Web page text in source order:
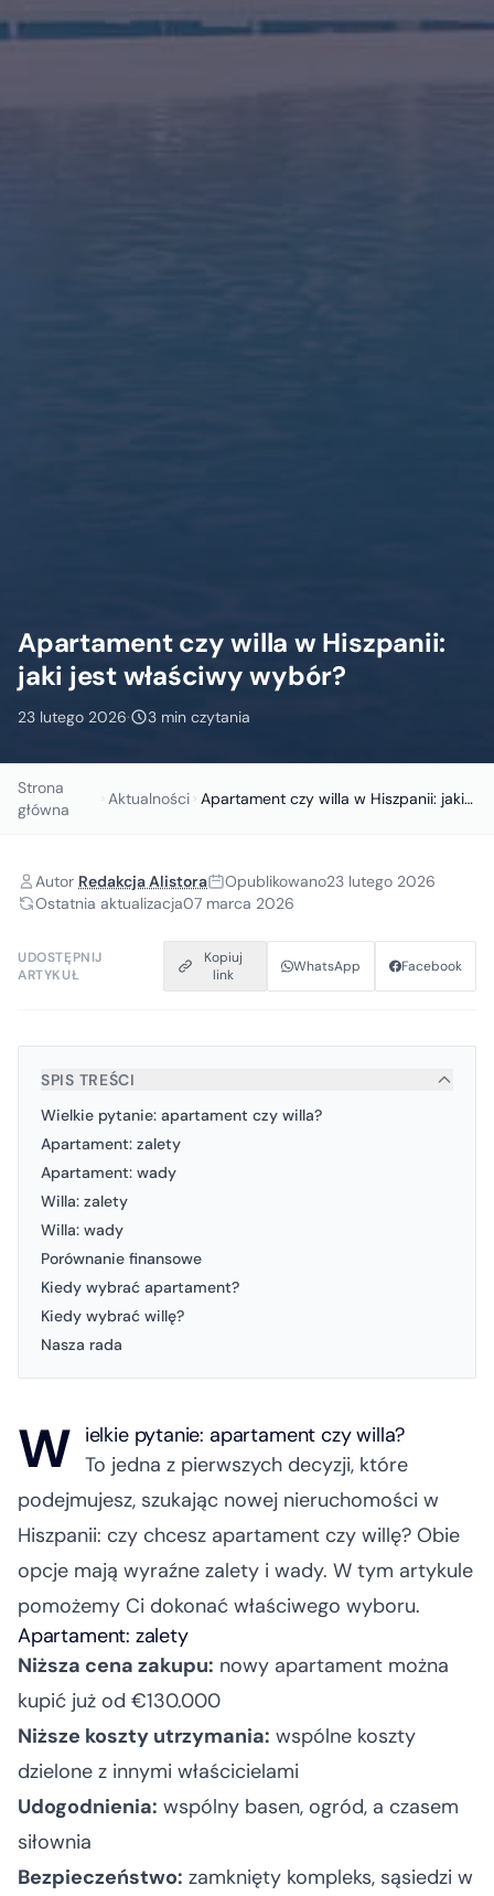
Apartament czy willa w Hiszpanii:
jaki jest właściwy wybór?
23 lutego 2026· 3 min czytania
Strona
główna
Aktualności Apartament czy willa w Hiszpanii: jaki jest właści...
Autor Redakcja Alistora Opublikowano23 lutego 2026
Ostatnia aktualizacja07 marca 2026
UDOSTĘPNIJ
ARTYKUŁ
Kopiuj
link
WhatsApp Facebook
SPIS TREŚCI
Wielkie pytanie: apartament czy willa?
Apartament: zalety
Apartament: wady
Willa: zalety
Willa: wady
Porównanie finansowe
Kiedy wybrać apartament?
Kiedy wybrać willę?
Nasza rada
W ielkie pytanie: apartament czy willa?
To jedna z pierwszych decyzji, które
podejmujesz, szukając nowej nieruchomości w
Hiszpanii: czy chcesz apartament czy willę? Obie
opcje mają wyraźne zalety i wady. W tym artykule
pomożemy Ci dokonać właściwego wyboru.
Apartament: zalety
Niższa cena zakupu: nowy apartament można
kupić już od €130.000
Niższe koszty utrzymania: wspólne koszty
dzielone z innymi właścicielami
Udogodnienia: wspólny basen, ogród, a czasem
siłownia
Bezpieczeństwo: zamknięty kompleks, sąsiedzi w